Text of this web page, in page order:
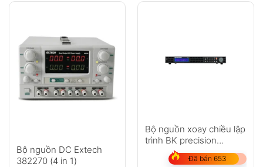
Bộ nguồn DC Extech
382270 (4 in 1)
Bộ nguồn xoay chiều lập
trình BK precision
XLN30052-GL
Đã bán 653